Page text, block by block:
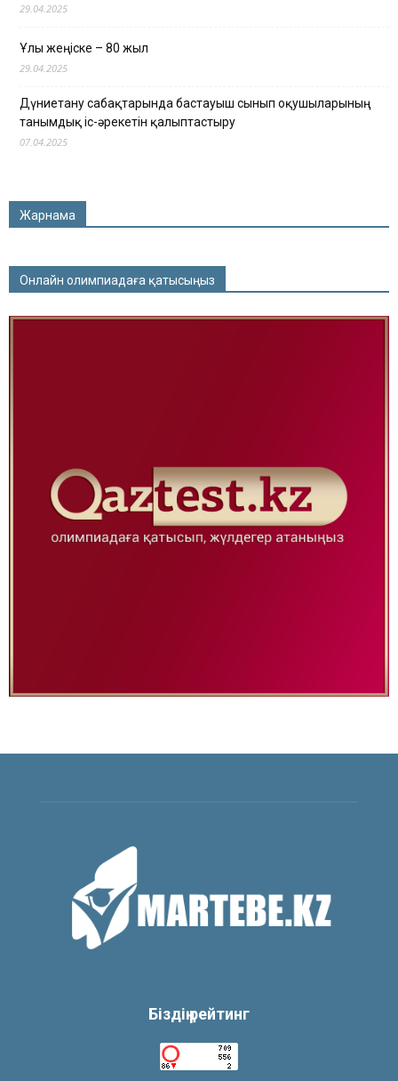
29.04.2025
Ұлы жеңіске – 80 жыл
29.04.2025
Дүниетану сабақтарында бастауыш сынып оқушыларының
танымдық іс-әрекетін қалыптастыру
07.04.2025
Жарнама
Онлайн олимпиадаға қатысыңыз
Біздің рейтинг